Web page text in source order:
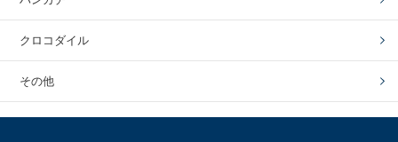
クロコダイル
その他